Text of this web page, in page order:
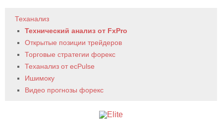
Теханализ
Технический анализ от FxPro
Открытые позиции трейдеров
Торговые стратегии форекс
Теханализ от ecPulse
Ишимоку
Видео прогнозы форекс